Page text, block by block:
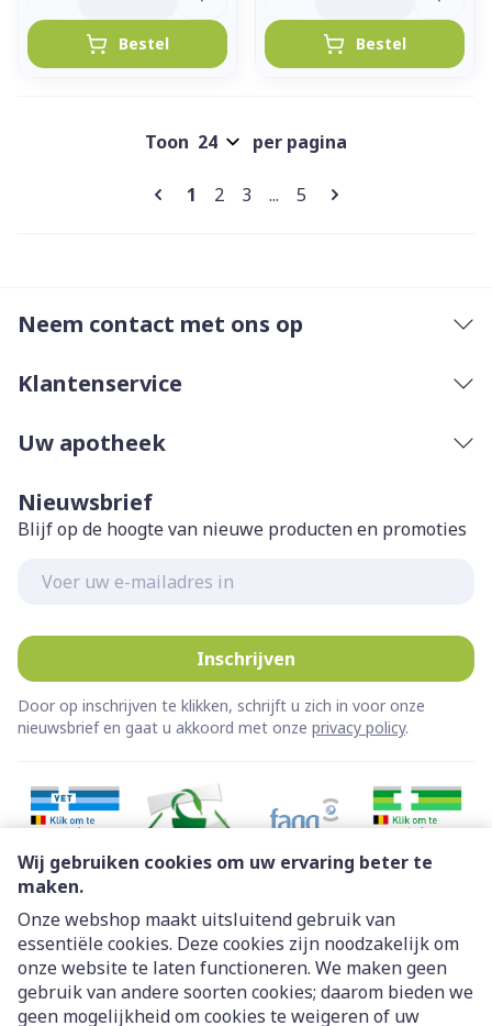
Wij gebruiken cookies om uw ervaring beter te
maken.
Onze webshop maakt uitsluitend gebruik van
essentiële cookies. Deze cookies zijn noodzakelijk om
onze website te laten functioneren. We maken geen
gebruik van andere soorten cookies; daarom bieden we
geen mogelijkheid om cookies te weigeren of uw
Bestel Bestel
Pagina's
U lees momenteel pagina
1 Pagina
2 Pagina
3 ... Pagina
5
Toon per pagina
Neem contact met ons op
Klantenservice
Uw apotheek
Nieuwsbrief
Blijf op de hoogte van nieuwe producten en promoties
Inschrijven
Door op inschrijven te klikken, schrijft u zich in voor onze
nieuwsbrief en gaat u akkoord met onze privacy policy.
Juridische links